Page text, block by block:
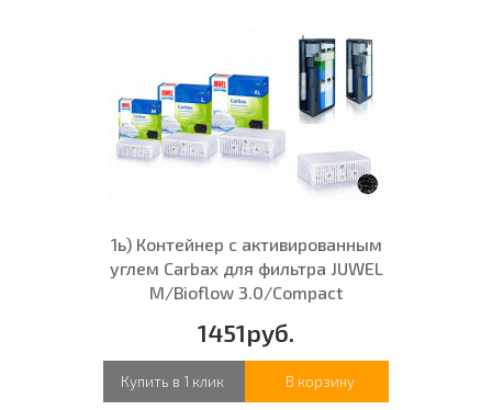
1ь) Контейнер с активированным
углем Carbax для фильтра JUWEL
M/Bioflow 3.0/Compact
1451руб.
Купить в 1 клик В корзину